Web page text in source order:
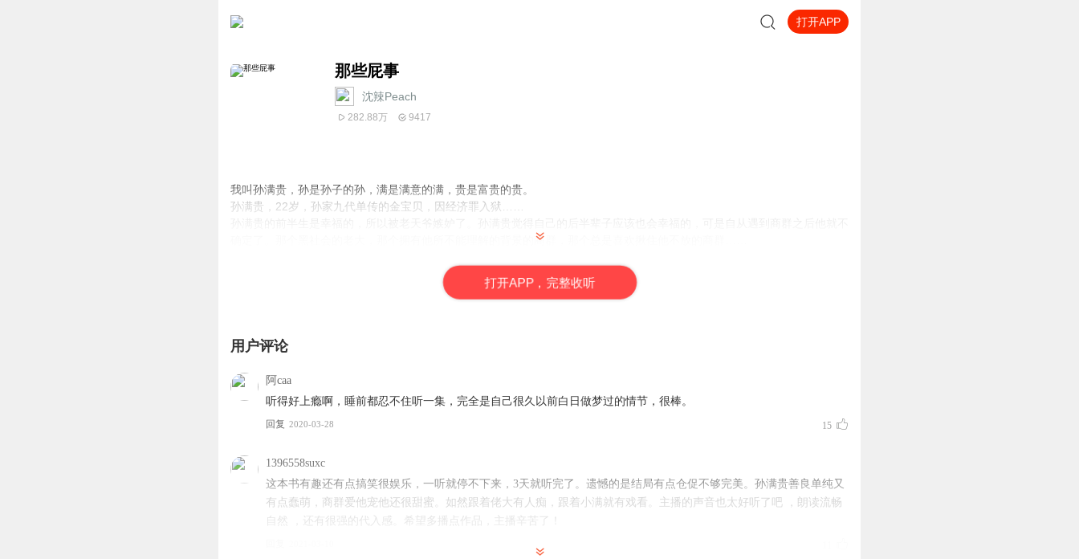
打开APP
那些屁事
沈辣Peach
282.88万 9417
我叫孙满贵，孙是孙子的孙，满是满意的满，贵是富贵的贵。
孙满贵，22岁，孙家九代单传的金宝贝，因经济罪入狱……
确定了。那个黑社会的老大，那个拥有他所不能理解的背景的商群，那个总是喜欢揪住他不放的商群……
打开APP，完整收听
用户评论
阿caa
听得好上瘾啊，睡前都忍不住听一集，完全是自己很久以前白日做梦过的情节，很棒。
回复 2020-03-28 15
1396558suxc
这本书有趣还有点搞笑很娱乐，一听就停不下来，3天就听完了。遗憾的是结局有点仓促不够完美。孙满贵善良单纯又
有点蠢萌，商群爱他宠他还很甜蜜。如然跟着佬大有人痴，跟着小满就有戏看。主播的声音也太好听了吧 ，朗读流畅
自然 ，还有很强的代入感。希望多播点作品，主播辛苦了！